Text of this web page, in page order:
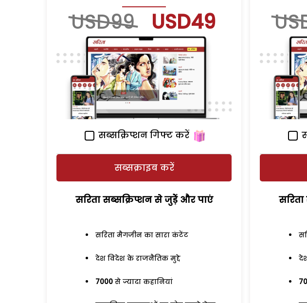
USD99 USD49
सब्सक्रिप्शन गिफ्ट करें
सब्सक्राइब करें
सरिता सब्सक्रिप्शन से जुड़ेें और पाएं
सरिता मैगजीन का सारा कंटेंट
देश विदेश के राजनैतिक मुद्दे
7000 से ज्यादा कहानियां